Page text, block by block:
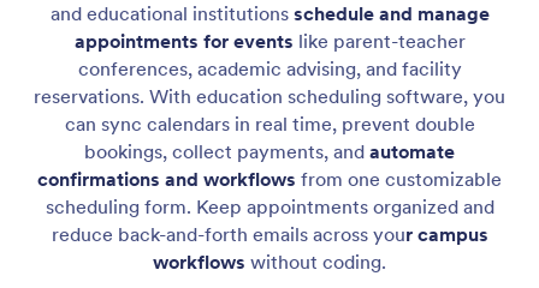
and educational institutions schedule and manage
appointments for events like parent-teacher
conferences, academic advising, and facility
reservations. With education scheduling software, you
can sync calendars in real time, prevent double
bookings, collect payments, and automate
confirmations and workflows from one customizable
scheduling form. Keep appointments organized and
reduce back-and-forth emails across your campus
workflows without coding.